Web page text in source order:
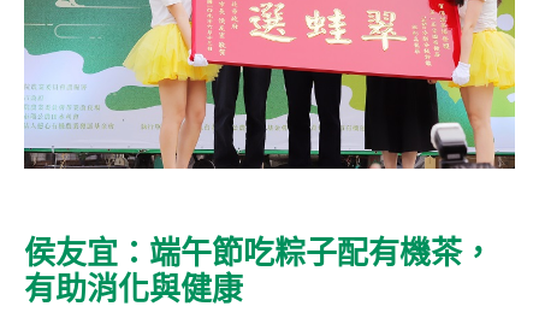
侯友宜：端午節吃粽子配有機茶，
有助消化與健康